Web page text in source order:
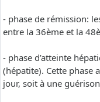
- phase de rémission:
entre la 36ème et la
- phase d’atteinte
(hépatite). Cette phase
jour, soit à une